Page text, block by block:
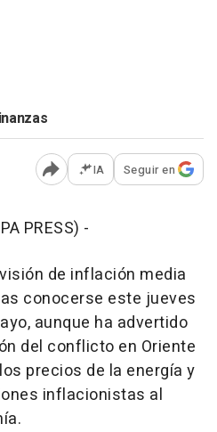
Abrir opciones para
IA Seguir en
PRESS) -
de inflación media
conocerse este jueves
aunque ha advertido
del conflicto en Oriente
precios de la energía y
inflacionistas al